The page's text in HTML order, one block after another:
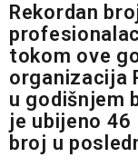
Rekordan
tokom ove
organizacija
u godišnjem
je ubijeno
broj u